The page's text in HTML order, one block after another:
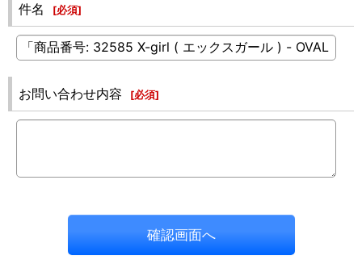
件名 [必須]
お問い合わせ内容 [必須]
確認画面へ